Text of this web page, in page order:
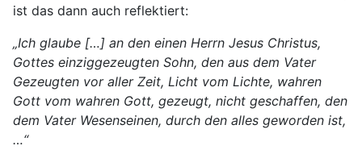
ist das dann auch reflektiert:
„Ich glaube […] an den einen Herrn Jesus Christus,
Gottes einziggezeugten Sohn, den aus dem Vater
Gezeugten vor aller Zeit, Licht vom Lichte, wahren
Gott vom wahren Gott, gezeugt, nicht geschaffen, den
dem Vater Wesenseinen, durch den alles geworden ist,
…“